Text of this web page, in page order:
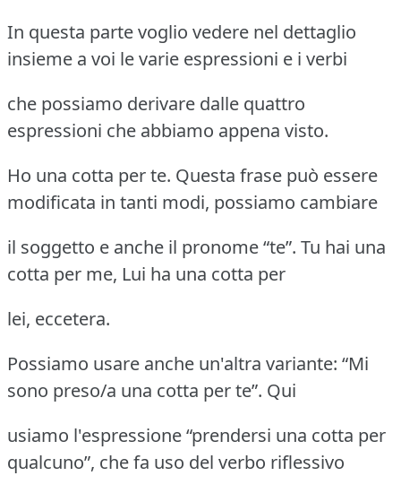
In questa parte voglio vedere nel dettaglio
insieme a voi le varie espressioni e i verbi
che possiamo derivare dalle quattro
espressioni che abbiamo appena visto.
Ho una cotta per te. Questa frase può essere
modificata in tanti modi, possiamo cambiare
il soggetto e anche il pronome “te”. Tu hai una
cotta per me, Lui ha una cotta per
lei, eccetera.
Possiamo usare anche un'altra variante: “Mi
sono preso/a una cotta per te”. Qui
usiamo l'espressione “prendersi una cotta per
qualcuno”, che fa uso del verbo riflessivo